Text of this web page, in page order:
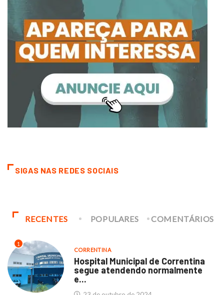
SIGAS NAS REDES SOCIAIS
RECENTES POPULARES COMENTÁRIOS
1
CORRENTINA
Hospital Municipal de Correntina
segue atendendo normalmente
e...